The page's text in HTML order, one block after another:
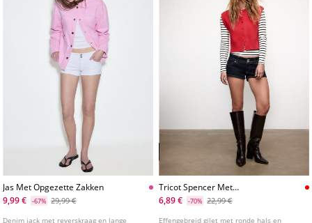
Jas Met Opgezette Zakken
9,99 €
-67% 29,99 €
Denim jack met reverskraag en lange
Tricot Spencer Met
Schoudervullingen
6,89 € -70% 22,99 €
Effengebreid gilet met ronde hals en